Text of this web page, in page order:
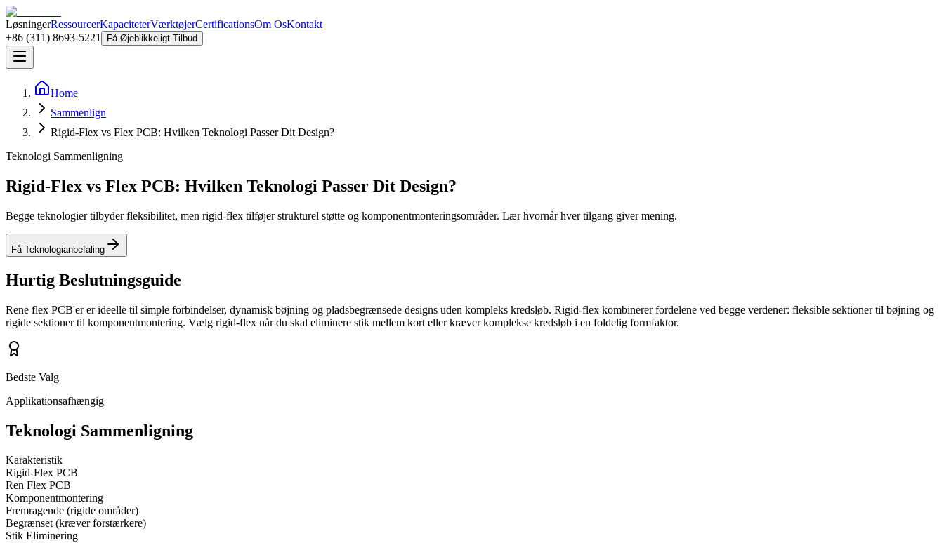
LøsningerRessourcerKapaciteterVærktøjerCertificationsOm OsKontakt
+86 (311) 8693-5221
Få Øjeblikkeligt Tilbud
Home
Sammenlign
Rigid-Flex vs Flex PCB: Hvilken Teknologi Passer Dit Design?
Teknologi Sammenligning
Rigid-Flex vs Flex PCB: Hvilken Teknologi Passer Dit Design?
Begge teknologier tilbyder fleksibilitet, men rigid-flex tilføjer strukturel støtte og komponentmonteringsområder. Lær hvornår hver tilgang giver mening.
Få Teknologianbefaling
Hurtig Beslutningsguide
Rene flex PCB'er er ideelle til simple forbindelser, dynamisk bøjning og pladsbegrænsede designs uden kompleks kredsløb. Rigid-flex kombinerer fordelene ved begge verdener: fleksible sektioner til bøjning og
rigide sektioner til komponentmontering. Vælg rigid-flex når du skal eliminere stik mellem kort eller kræver komplekse kredsløb i en foldelig formfaktor.
Bedste Valg
Applikationsafhængig
Teknologi Sammenligning
Karakteristik
Rigid-Flex PCB
Ren Flex PCB
Komponentmontering
Fremragende (rigide områder)
Begrænset (kræver forstærkere)
Stik Eliminering